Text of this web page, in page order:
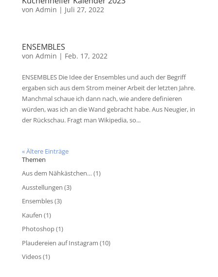
von Admin | Juli 27, 2022
ENSEMBLES
von Admin | Feb. 17, 2022
ENSEMBLES Die Idee der Ensembles und auch der Begriff
ergaben sich aus dem Strom meiner Arbeit der letzten Jahre.
Manchmal schaue ich dann nach, wie andere definieren
würden, was ich an die Wand gebracht habe. Aus Neugier, in
der Rückschau. Fragt man Wikipedia, so...
« Ältere Einträge
Themen
Aus dem Nähkästchen… (1)
Ausstellungen (3)
Ensembles(3)
Kaufen (1)
Photoshop(1)
Plaudereien auf Instagram (10)
Videos(1)